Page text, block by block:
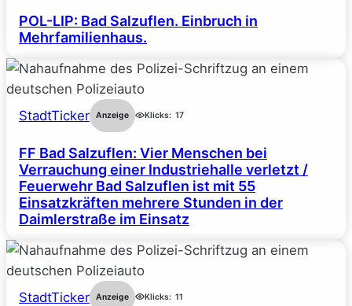
POL-LIP: Bad Salzuflen. Einbruch in
Mehrfamilienhaus.
StadtTicker Anzeige Klicks: 17
FF Bad Salzuflen: Vier Menschen bei
Verrauchung einer Industriehalle verletzt /
Feuerwehr Bad Salzuflen ist mit 55
Einsatzkräften mehrere Stunden in der
Daimlerstraße im Einsatz
StadtTicker Anzeige Klicks: 11